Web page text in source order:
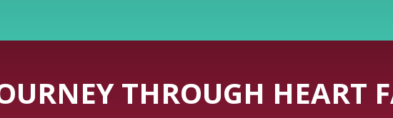
THROUGH HEART